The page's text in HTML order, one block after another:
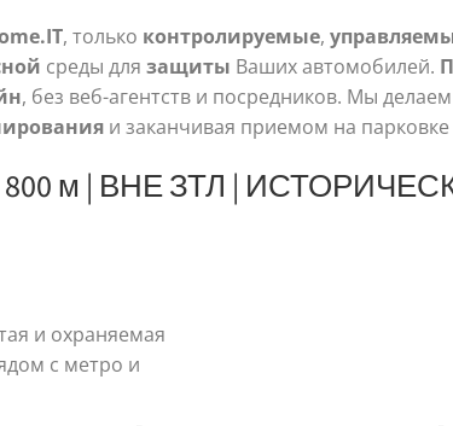
, только контролируемые,
среды для защиты Ваших автомобилей.
, без веб-агентств и посредников. Мы
и заканчивая приемом на парковке
м | ВНЕ ЗТЛ |